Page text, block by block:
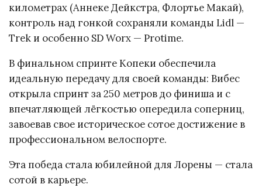
километрах (Аннеке Дейкстра, Флортье Макай),
контроль над гонкой сохраняли команды Lidl —
Trek и особенно SD Worx — Protime.
В финальном спринте Копеки обеспечила
идеальную передачу для своей команды: Вибес
открыла спринт за 250 метров до финиша и с
впечатляющей лёгкостью опередила соперниц,
завоевав свое историческое сотое достижение в
профессиональном велоспорте.
Эта победа стала юбилейной для Лорены — стала
сотой в карьере.